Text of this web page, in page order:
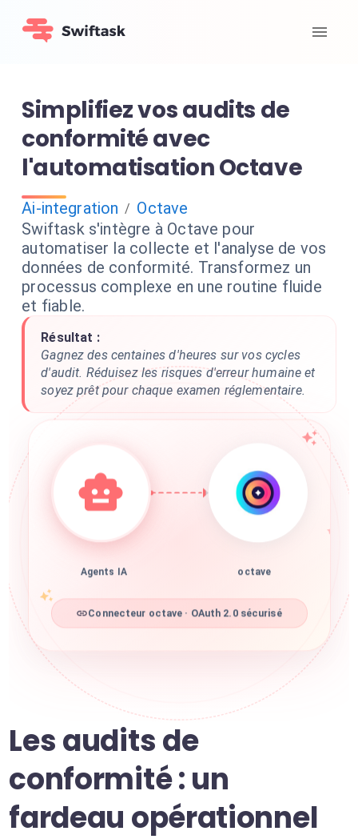
Simplifiez vos audits de
conformité avec
l'automatisation Octave
Ai-integration / Octave
Swiftask s'intègre à Octave pour
automatiser la collecte et l'analyse de vos
données de conformité. Transformez un
processus complexe en une routine fluide
et fiable.
Résultat :
Gagnez des centaines d'heures sur vos cycles
d'audit. Réduisez les risques d'erreur humaine et
soyez prêt pour chaque examen réglementaire.
Agents IA octave
Connecteur octave · OAuth 2.0 sécurisé
Les audits de
conformité : un
fardeau opérationnel